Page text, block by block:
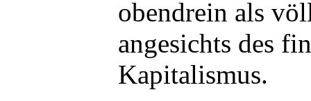
obendrein als
angesichts des
Kapitalismus.